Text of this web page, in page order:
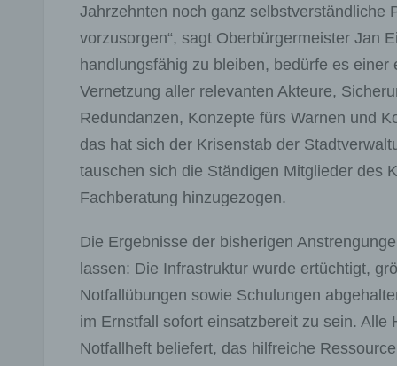
Jahrzehnten noch ganz selbstverständliche
vorzusorgen“, sagt Oberbürgermeister Jan
handlungsfähig zu bleiben, bedürfe es
Vernetzung aller relevanten Akteure,
Redundanzen, Konzepte fürs Warnen und
das hat sich der Krisenstab der
tauschen sich die Ständigen Mitglieder des
Fachberatung hinzugezogen.
Die Ergebnisse der bisherigen
lassen: Die Infrastruktur wurde ertüchtigt,
Notfallübungen sowie Schulungen
im Ernstfall sofort einsatzbereit zu sein.
Notfallheft beliefert, das hilfreiche